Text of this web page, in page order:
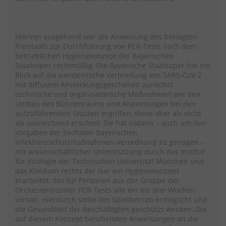
Hiervon ausgehend war die Anweisung des beklagten
Freistaats zur Durchführung von PCR-Tests nach dem
betrieblichen Hygienekonzept der Bayerischen
Staatsoper rechtmäßig. Die Bayerische Staatsoper hat mit
Blick auf die pandemische Verbreitung von SARS-CoV-2
mit diffusem Ansteckungsgeschehen zunächst
technische und organisatorische Maßnahmen wie den
Umbau des Bühnenraums und Anpassungen bei den
aufzuführenden Stücken ergriffen, diese aber als nicht
als ausreichend erachtet. Sie hat sodann – auch um den
Vorgaben der Sechsten Bayerischen
Infektionsschutzmaßnahmen-Verordnung zu genügen –
mit wissenschaftlicher Unterstützung durch das Institut
für Virologie der Technischen Universität München und
das Klinikum rechts der Isar ein Hygienekonzept
erarbeitet, das für Personen aus der Gruppe der
Orchestermusiker PCR-Tests alle ein bis drei Wochen
vorsah. Hierdurch sollte der Spielbetrieb ermöglicht und
die Gesundheit der Beschäftigten geschützt werden. Die
auf diesem Konzept beruhenden Anweisungen an die